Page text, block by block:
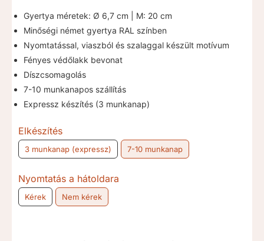
8.500 Ft
Gyertya méretek: Ø 6,7 cm | M: 20 cm
Minőségi német gyertya RAL színben
Nyomtatással, viaszból és szalaggal készült motívum
Fényes védőlakk bevonat
Díszcsomagolás
7-10 munkanapos szállítás
Expressz készítés (3 munkanap)
Elkészítés
3 munkanap (expressz) 7-10 munkanap
Nyomtatás a hátoldara
Kérek Nem kérek